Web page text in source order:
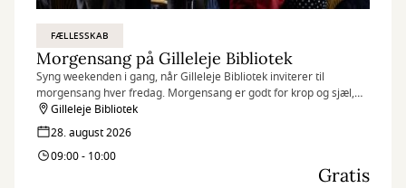
FÆLLESSKAB
Morgensang på Gilleleje Bibliotek
Syng weekenden i gang, når Gilleleje Bibliotek inviterer til
morgensang hver fredag. Morgensang er godt for krop og sjæl,
humøret løftes, og fællesskabet styrkes.
Gilleleje Bibliotek
28. august 2026
09:00 - 10:00
Gratis